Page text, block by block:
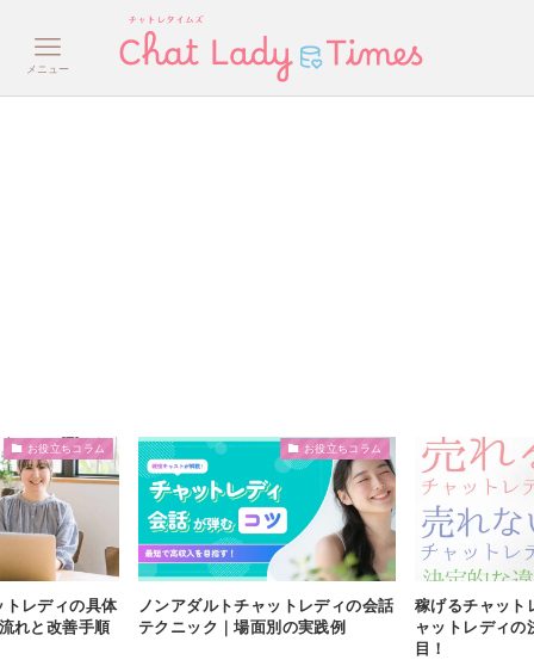
メニュー
お役立ちコラム
トレディの具体
れと改善手順
お役立ちコラム
ノンアダルトチャットレディの会話
テクニック｜場面別の実践例
稼げるチャット
ャットレディの
目！